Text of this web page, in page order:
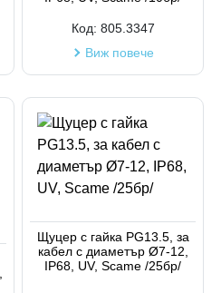
Код: 805.3347
Виж повече
Щуцер с гайка PG13.5, за
кабел с диаметър Ø7-12,
IP68, UV, Scame /25бр/